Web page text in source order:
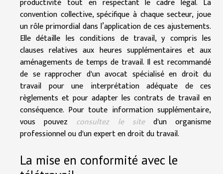
convention collective, spécifique à chaque secteur, joue
un rôle primordial dans l’application de ces ajustements.
Elle détaille les conditions de travail, y compris les
clauses relatives aux heures supplémentaires et aux
aménagements de temps de travail. Il est recommandé
de se rapprocher d'un avocat spécialisé en droit du
travail pour une interprétation adéquate de ces
règlements et pour adapter les contrats de travail en
conséquence. Pour toute information supplémentaire,
vous pouvez consultez le sited'un organisme
professionnel ou d'un expert en droit du travail.
La mise en conformité avec le